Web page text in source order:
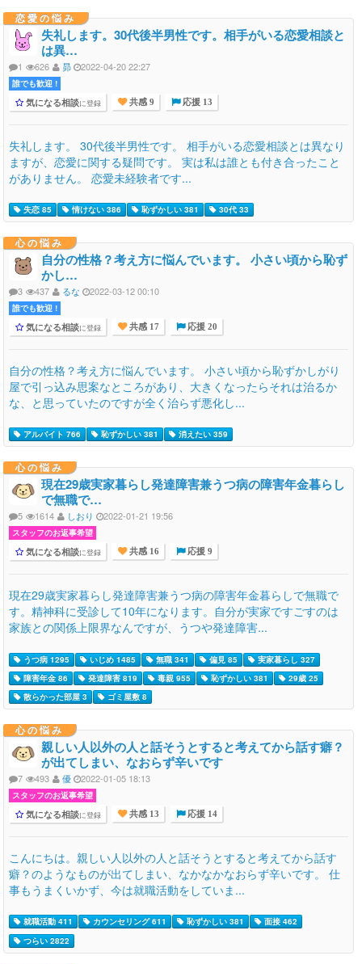
恋愛の悩み
失礼します。30代後半男性です。相手がいる恋愛相談と
は異…
1 626 昴 2022-04-20 22:27
誰でも歓迎 !
気になる相談に登録 共感 9 応援 13
失礼します。 30代後半男性です。 相手がいる恋愛相談とは異なり
ますが、恋愛に関する疑問です。 実は私は誰とも付き合ったこと
がありません。 恋愛未経験者です...
失恋 85 情けない 386 恥ずかしい 381 30代 33
心の悩み
自分の性格？考え方に悩んでいます。 小さい頃から恥ず
かし…
3 437 るな 2022-03-12 00:10
誰でも歓迎 !
気になる相談に登録 共感 17 応援 20
自分の性格？考え方に悩んでいます。 小さい頃から恥ずかしがり
屋で引っ込み思案なところがあり、大きくなったらそれは治るか
な、と思っていたのですが全く治らず悪化し...
アルバイト 766 恥ずかしい 381 消えたい 359
心の悩み
現在29歳実家暮らし発達障害兼うつ病の障害年金暮らし
で無職で…
5 1614 しおり 2022-01-21 19:56
スタッフのお返事希望
気になる相談に登録 共感 16 応援 9
現在29歳実家暮らし発達障害兼うつ病の障害年金暮らしで無職で
す。精神科に受診して10年になります。自分が実家ですごすのは
家族との関係上限界なんですが、うつや発達障害...
うつ病 1295 いじめ 1485 無職 341 偏見 85
実家暮らし 327
障害年金 86
発達障害 819 毒親 955 恥ずかしい 381
29歳 25
散らかった部屋 3
ゴミ屋敷 8
心の悩み
親しい人以外の人と話そうとすると考えてから話す癖？
が出てしまい、なおらず辛いです
7 493 優 2022-01-05 18:13
スタッフのお返事希望
気になる相談に登録 共感 13 応援 14
こんにちは。親しい人以外の人と話そうとすると考えてから話す
癖？のようなものが出てしまい、なかなかなおらず辛いです。 仕
事もうまくいかず、今は就職活動をしていま...
就職活動 411 カウンセリング 611 恥ずかしい 381
面接 462
つらい 2822